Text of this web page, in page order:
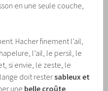
en une seule couche,
Hacher finement l’ail,
l’ail, le persil, le
si envie, le zeste, le
doit restersableux et
une belle croûte.